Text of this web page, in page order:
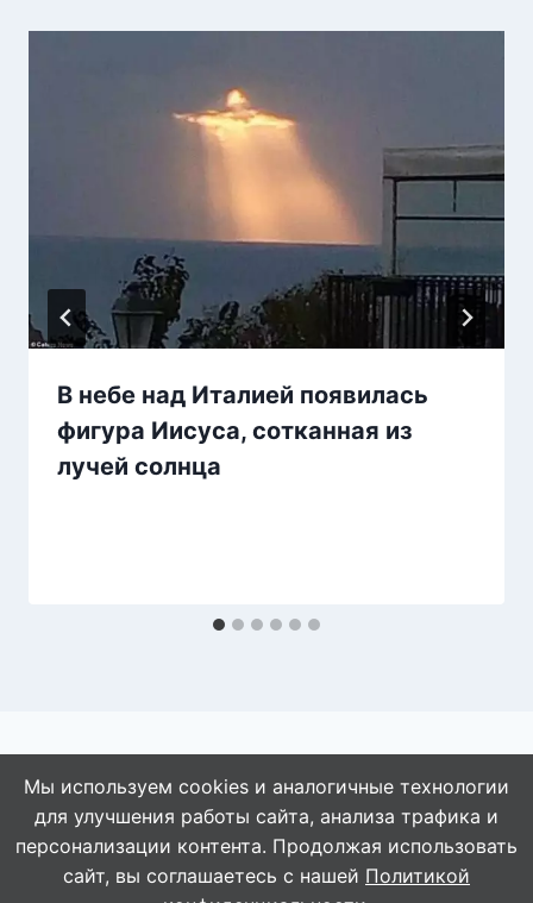
В небе над Италией появилась
фигура Иисуса, сотканная из
лучей солнца
© 2026 АбАлдеть!
Мы используем cookies и аналогичные технологии
для улучшения работы сайта, анализа трафика и
персонализации контента. Продолжая использовать
сайт, вы соглашаетесь с нашей Политикой